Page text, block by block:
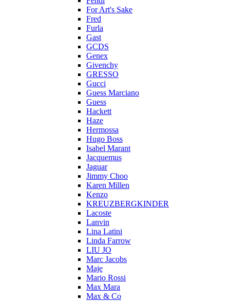
For Art's Sake
Fred
Furla
Gast
GCDS
Genex
Givenchy
GRESSO
Gucci
Guess Marciano
Guess
Hackett
Haze
Hermossa
Hugo Boss
Isabel Marant
Jacquemus
Jaguar
Jimmy Choo
Karen Millen
Kenzo
KREUZBERGKINDER
Lacoste
Lanvin
Lina Latini
Linda Farrow
LIU JO
Marc Jacobs
Maje
Mario Rossi
Max Mara
Max & Co